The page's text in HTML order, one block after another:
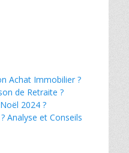
Achat Immobilier ?
de Retraite ?
2024 ?
Analyse et Conseils